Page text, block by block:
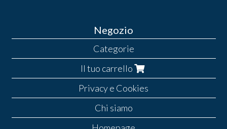
Negozio
Categorie
Il tuo carrello
Privacy e Cookies
Chi siamo